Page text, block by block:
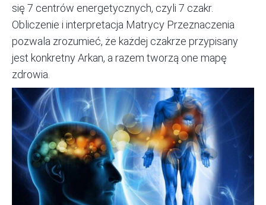
się 7 centrów energetycznych, czyli 7 czakr.
Obliczenie i interpretacja Matrycy Przeznaczenia
pozwala zrozumieć, że każdej czakrze przypisany
jest konkretny Arkan, a razem tworzą one mapę
zdrowia.